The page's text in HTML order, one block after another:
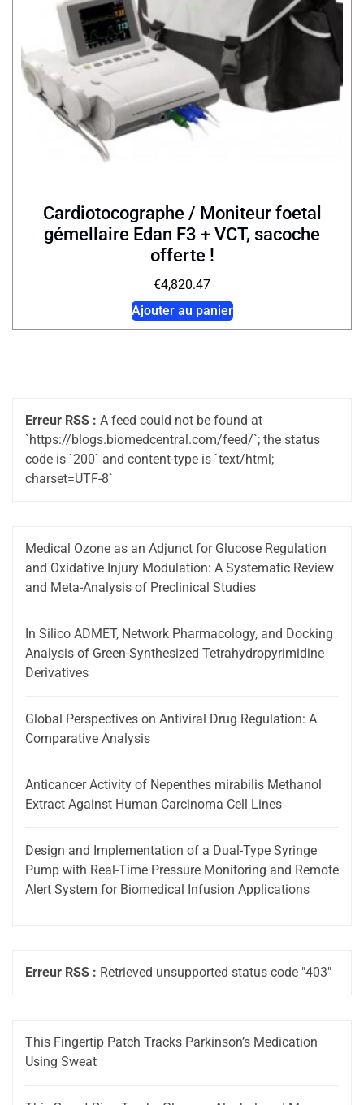
Cardiotocographe / Moniteur foetal
gémellaire Edan F3 + VCT, sacoche
offerte !
€4,820.47
Ajouter au panier
Erreur RSS : A feed could not be found at
`https://blogs.biomedcentral.com/feed/`; the status
code is `200` and content-type is `text/html;
charset=UTF-8`
Medical Ozone as an Adjunct for Glucose Regulation
and Oxidative Injury Modulation: A Systematic Review
and Meta-Analysis of Preclinical Studies
In Silico ADMET, Network Pharmacology, and Docking
Analysis of Green-Synthesized Tetrahydropyrimidine
Derivatives
Global Perspectives on Antiviral Drug Regulation: A
Comparative Analysis
Anticancer Activity of Nepenthes mirabilis Methanol
Extract Against Human Carcinoma Cell Lines
Design and Implementation of a Dual-Type Syringe
Pump with Real-Time Pressure Monitoring and Remote
Alert System for Biomedical Infusion Applications
Erreur RSS : Retrieved unsupported status code "403"
This Fingertip Patch Tracks Parkinson’s Medication
Using Sweat